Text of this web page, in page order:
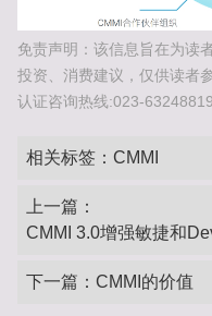
免责声明：该信息旨在为读
投资、消费建议，仅供读者
认证咨询热线:023-63248819
相关标签： CMMI
上一篇：
CMMI 3.0增强敏捷和
下一篇： CMMI的价值